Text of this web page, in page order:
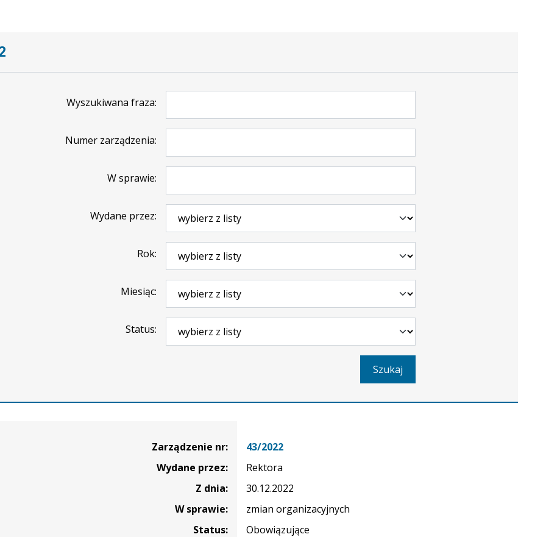
Wyszukiwana fraza
Numer zarządzenia
W sprawie
Wydane przez
Rok
Miesiąc
Status
Szukaj
Zarządzenie nr:
43/2022
Wydane przez:
Rektora
Z dnia:
30.12.2022
W sprawie:
zmian organizacyjnych
Status:
Obowiązujące